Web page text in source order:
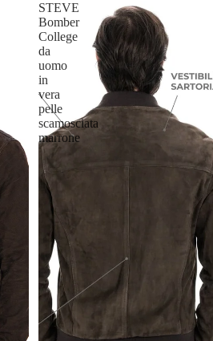
STEVE
Bomber
College
da
uomo
in
vera
pelle
scamosciata
marrone